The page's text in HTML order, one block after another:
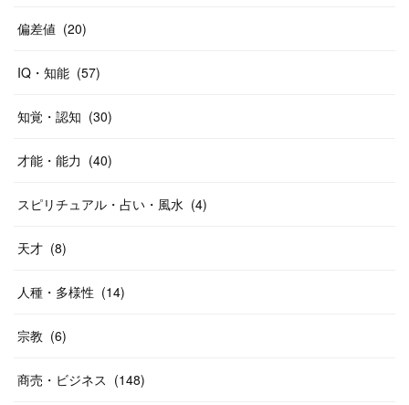
偏差値 (20)
IQ・知能 (57)
知覚・認知 (30)
才能・能力 (40)
スピリチュアル・占い・風水 (4)
天才 (8)
人種・多様性 (14)
宗教 (6)
商売・ビジネス (148)